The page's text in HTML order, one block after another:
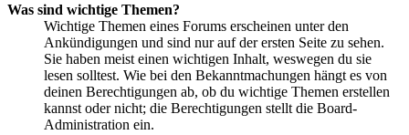
Was sind wichtige Themen?
Wichtige Themen eines Forums erscheinen unter den
Ankündigungen und sind nur auf der ersten Seite zu sehen.
Sie haben meist einen wichtigen Inhalt, weswegen du sie
lesen solltest. Wie bei den Bekanntmachungen hängt es von
deinen Berechtigungen ab, ob du wichtige Themen erstellen
kannst oder nicht; die Berechtigungen stellt die Board-
Administration ein.